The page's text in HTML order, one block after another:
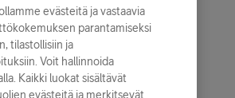
evästeitä ja vastaavia
parantamiseksi
tilastollisiin ja
Voit hallinnoida
Kaikki luokat sisältävät
evästeitä ja merkitsevät